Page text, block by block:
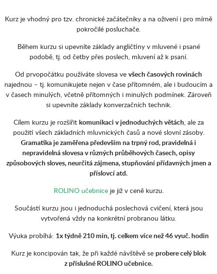
Kurz je vhodný pro tzv. chronické začátečníky a na oživení i pro mírně
pokročilé posluchače.
Během kurzu si upevníte základy angličtiny v mluvené i psané
podobě, tj. od četby přes poslech, mluvení až k psaní.
Od prvopočátku používáte slovesa ve všech časových rovinách
najednou – tj. komunikujete nejen v čase přítomném, ale i budoucím a
v časech minulých, včetně přítomných i minulých podmínek. Zároveň
si upevníte základy konverzačních technik.
Cílem kurzu je rozšířit komunikaci v jednoduchých větách, ale za
použití všech základních mluvnických časů a nové slovní zásoby.
Gramatika je zaměřena především na trpný rod, pravidelná i
nepravidelná slovesa v různých průběhových časech, opisy
způsobových sloves, neurčitá zájmena, stupňování přídavných jmen a
příslovcí atd.
ROLINO učebniceje již v ceně kurzu.
Součástí kurzu jsou i jednoduchá poslechová cvičení, která jsou
vytvořená vždy na konkrétní probranou látku.
Výuka probíhá: 1x týdně 210 min, tj. celkem více než 46 vyuč. hodin
Kurz je koncipován tak, že při každé návštěvě se probere celý blok
z příslušné ROLINO učebnice.